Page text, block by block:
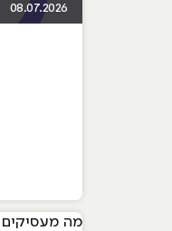
08.07.2026
מה מעסיקים